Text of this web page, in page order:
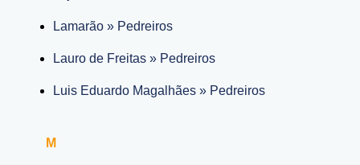
Lamarão » Pedreiros
Lauro de Freitas » Pedreiros
Luis Eduardo Magalhães » Pedreiros
M